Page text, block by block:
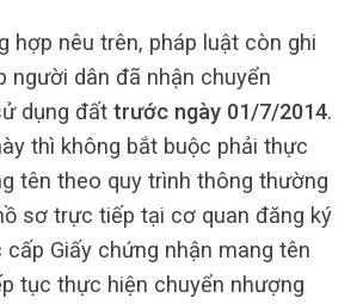
hợp nêu trên, pháp luật còn ghi
người dân đã nhận chuyển
dụng đất trước ngày 01/7/2014.
thì không bắt buộc phải thực
tên theo quy trình thông thường
sơ trực tiếp tại cơ quan đăng ký
Giấy chứng nhận mang tên
tục thực hiện chuyển nhượng